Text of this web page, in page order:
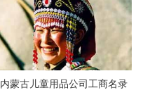
内蒙古儿童用品公司工商名录